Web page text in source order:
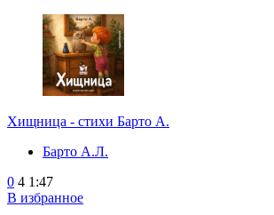
Хищница - стихи Барто А.
Барто А.Л.
0 4 1:47
В избранное